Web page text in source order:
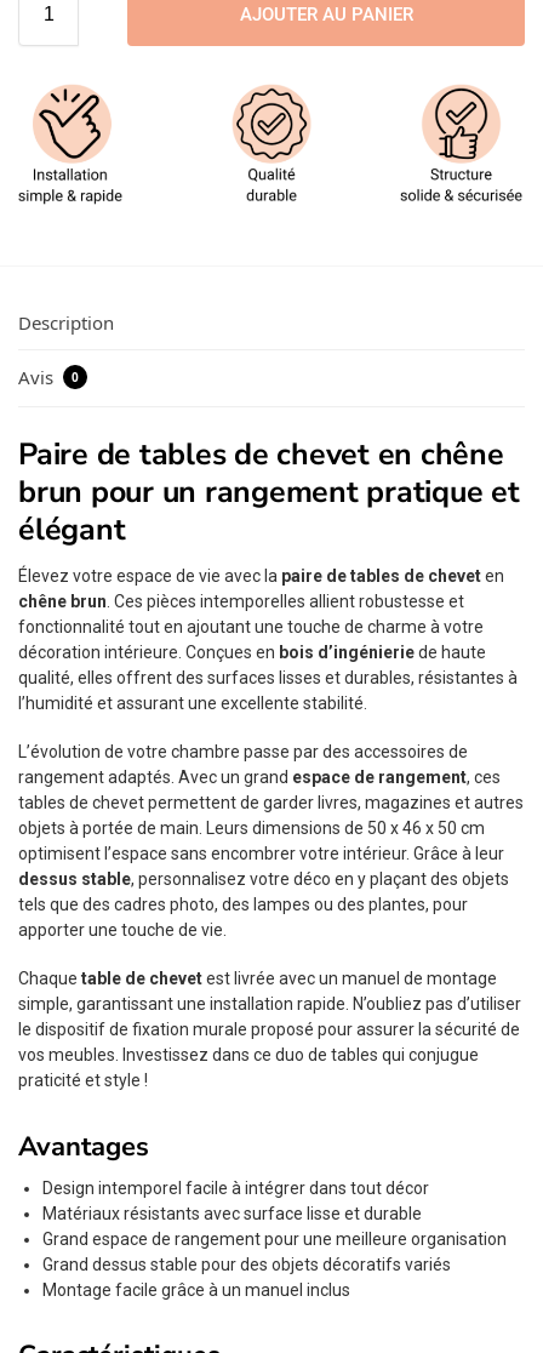
AJOUTER AU PANIER
Description
Avis 0
Paire de tables de chevet en chêne
brun pour un rangement pratique et
élégant
Élevez votre espace de vie avec la paire de tables de cheveten
chêne brun . Ces pièces intemporelles allient robustesse et
fonctionnalité tout en ajoutant une touche de charme à votre
décoration intérieure. Conçues en bois d’ingénieriede haute
qualité, elles offrent des surfaces lisses et durables, résistantes à
l’humidité et assurant une excellente stabilité.
L’évolution de votre chambre passe par des accessoires de
rangement adaptés. Avec un grand espace de rangement, ces
tables de chevet permettent de garder livres, magazines et autres
objets à portée de main. Leurs dimensions de 50 x 46 x 50 cm
optimisent l’espace sans encombrer votre intérieur. Grâce à leur
dessus stable, personnalisez votre déco en y plaçant des objets
tels que des cadres photo, des lampes ou des plantes, pour
apporter une touche de vie.
Chaque table de chevetest livrée avec un manuel de montage
simple, garantissant une installation rapide. N’oubliez pas d’utiliser
le dispositif de fixation murale proposé pour assurer la sécurité de
vos meubles. Investissez dans ce duo de tables qui conjugue
praticité et style !
Avantages
Design intemporel facile à intégrer dans tout décor
Matériaux résistants avec surface lisse et durable
Grand espace de rangement pour une meilleure organisation
Grand dessus stable pour des objets décoratifs variés
Montage facile grâce à un manuel inclus